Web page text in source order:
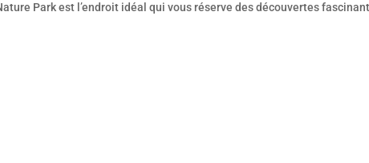
Park est l’endroit idéal qui vous réserve des découvertes